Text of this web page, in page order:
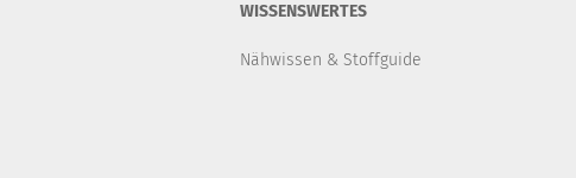
WISSENSWERTES
Nähwissen & Stoffguide